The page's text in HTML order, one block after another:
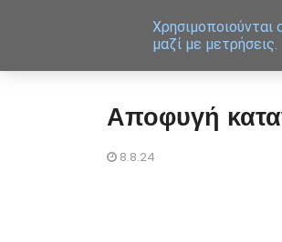
Αποφυγή
8.8.24
μαζί με μετρήσεις.